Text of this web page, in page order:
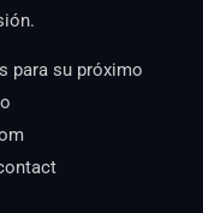
para su próximo